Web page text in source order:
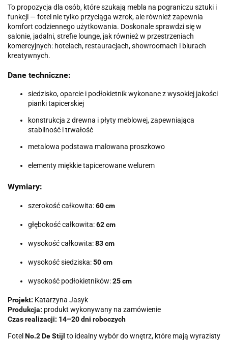
To propozycja dla osób, które szukają mebla na pograniczu sztuki i
funkcji — fotel nie tylko przyciąga wzrok, ale również zapewnia
komfort codziennego użytkowania. Doskonale sprawdzi się w
salonie, jadalni, strefie lounge, jak również w przestrzeniach
komercyjnych: hotelach, restauracjach, showroomach i biurach
kreatywnych.
Dane techniczne:
siedzisko, oparcie i podłokietnik wykonane z wysokiej jakości
pianki tapicerskiej
konstrukcja z drewna i płyty meblowej, zapewniająca
stabilność i trwałość
metalowa podstawa malowana proszkowo
elementy miękkie tapicerowane welurem
Wymiary:
szerokość całkowita:60 cm
głębokość całkowita:62 cm
wysokość całkowita:83 cm
wysokość siedziska:50 cm
wysokość podłokietników:25 cm
Projekt: Katarzyna Jasyk
Produkcja: produkt wykonywany na zamówienie
Czas realizacji: 14–20 dni roboczych
Fotel No.2 De Stijl to idealny wybór do wnętrz, które mają wyrazisty